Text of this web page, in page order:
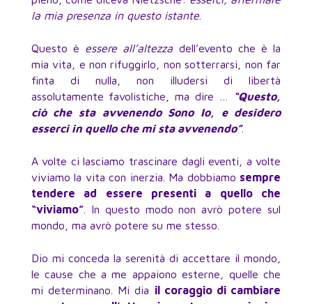
la mia presenza in questo istante.
Questo è essere all’altezza dell’evento che è la
mia vita, e non rifuggirlo, non sotterrarsi, non far
finta di nulla, non illudersi di libertà
assolutamente favolistiche, ma dire …
“Questo,
ciò che sta avvenendo Sono Io, e desidero
esserci in quello che mi sta avvenendo”.
A volte ci lasciamo trascinare dagli eventi, a volte
viviamo la vita con inerzia. Ma dobbiamo sempre
tendere ad essere presenti a quello che
“viviamo”. In questo modo non avrò potere sul
mondo, ma avrò potere su me stesso.
Dio mi conceda la serenità di accettare il mondo,
le cause che a me appaiono esterne, quelle che
mi determinano. Mi dia il coraggio di cambiare